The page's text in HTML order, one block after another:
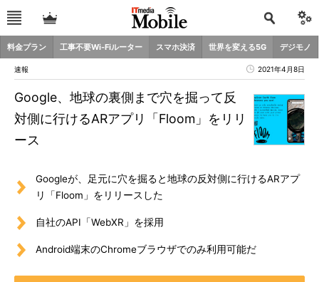
料金プラン 工事不要Wi-Fiルーター スマホ決済 世界を変える5G デジモノ
速報 2021年4月8日
Google、地球の裏側まで穴を掘って反
対側に行けるARアプリ「Floom」をリリ
ース
Googleが、足元に穴を掘ると地球の反対側に行けるARアプ
リ「Floom」をリリースした
自社のAPI「WebXR」を採用
Android端末のChromeブラウザでのみ利用可能だ